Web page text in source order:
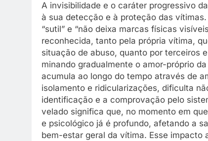
A invisibilidade e o caráter progressivo
à sua detecção e à proteção das
“sutil” e “não deixa marcas físicas
reconhecida, tanto pela própria vítima,
situação de abuso, quanto por terceiros
minando gradualmente o amor-próprio
acumula ao longo do tempo através de
isolamento e ridicularizações, dificulta
identificação e a comprovação pelo
velado significa que, no momento em
e psicológico já é profundo, afetando a
bem-estar geral da vítima. Esse impacto